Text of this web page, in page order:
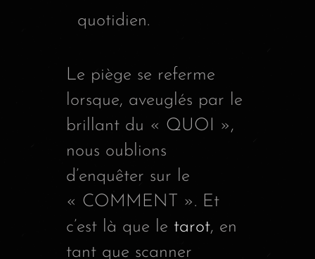
quotidien.
Le piège se referme
lorsque, aveuglés par le
brillant du « QUOI »,
nous oublions
d’enquêter sur le
« COMMENT ». Et
c’est là que le tarot, en
tant que scanner